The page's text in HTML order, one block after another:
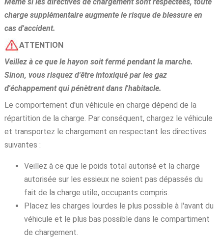
charge supplémentaire augmente le risque de blessure en
cas d'accident.
ATTENTION
Veillez à ce que le hayon soit fermé pendant la marche.
Sinon, vous risquez d'être intoxiqué par les gaz
d'échappement qui pénètrent dans l'habitacle.
Le comportement d'un véhicule en charge dépend de la
répartition de la charge. Par conséquent, chargez le véhicule
et transportez le chargement en respectant les directives
suivantes :
Veillez à ce que le poids total autorisé et la charge
autorisée sur les essieux ne soient pas dépassés du
fait de la charge utile, occupants compris.
Placez les charges lourdes le plus possible à l'avant du
véhicule et le plus bas possible dans le compartiment
de chargement.